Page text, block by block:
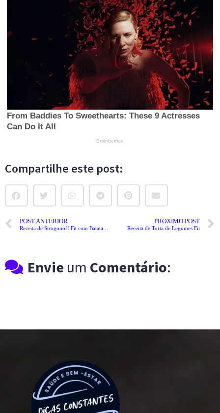
Compartilhe este post:
POST ANTERIOR PRÓXIMO POST
Receita de Torta de Legumes Fit
Envie um Comentário: